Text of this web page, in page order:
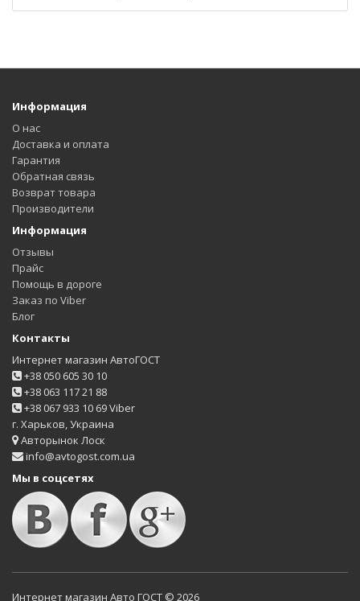
Информация
О нас
Доставка и оплата
Гарантия
Обратная связь
Возврат товара
Производители
Информация
Отзывы
Прайс
Помощь в дороге
Заказ по Viber
Блог
Контакты
Интернет магазин АвтоГОСТ
+38 050 605 30 10
+38 063 117 21 88
+38 067 933 10 69 Viber
г. Харьков, Украина
Авторынок Лоск
info@avtogost.com.ua
Мы в соцсетях
Интернет магазин Авто ГОСТ © 2026